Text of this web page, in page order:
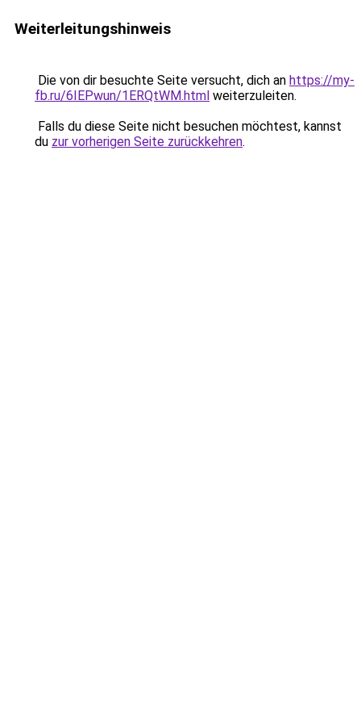
Weiterleitungshinweis
Die von dir besuchte Seite versucht, dich an https://my-
fb.ru/6IEPwun/1ERQtWM.html weiterzuleiten.
Falls du diese Seite nicht besuchen möchtest, kannst
du zur vorherigen Seite zurückkehren.